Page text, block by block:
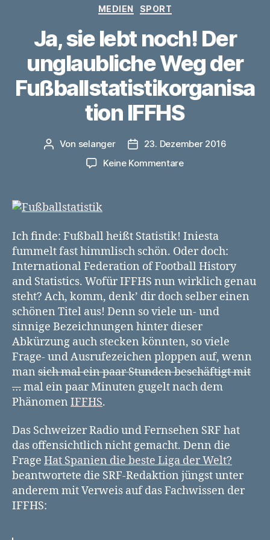
Kategorien
MEDIEN SPORT
Ja, sie lebt noch! Der
unglaubliche Weg der
Fußballstatistikorganisa
tion IFFHS
Beitragsautor
Von selanger Veröffentlichungsdatum
23. Dezember 2016
Keine Kommentarezu
Der
unglaubliche
Weg
der
IFFHS
Ich finde: Fußball heißt Statistik! Iniesta
fummelt fast himmlisch schön. Oder doch:
International Federation of Football History
and Statistics. Wofür IFFHS nun wirklich genau
steht? Ach, komm, denk’ dir doch selber einen
schönen Titel aus! Denn so viele un- und
sinnige Bezeichnungen hinter dieser
Abkürzung auch stecken könnten, so viele
Frage- und Ausrufezeichen ploppen auf, wenn
man sich mal ein paar Stunden beschäftigt mit
…mal ein paar Minuten gugelt nach dem
Phänomen IFFHS.
Das Schweizer Radio und Fernsehen SRF hat
das offensichtlich nicht gemacht. Denn die
Frage Hat Spanien die beste Liga der Welt?
beantwortete die SRF-Redaktion jüngst unter
anderem mit Verweis auf das Fachwissen der
IFFHS: